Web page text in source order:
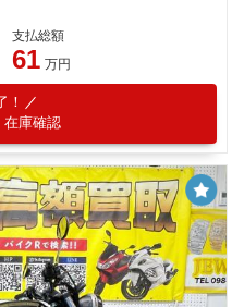
支払総額
61 万円
！
在庫確認